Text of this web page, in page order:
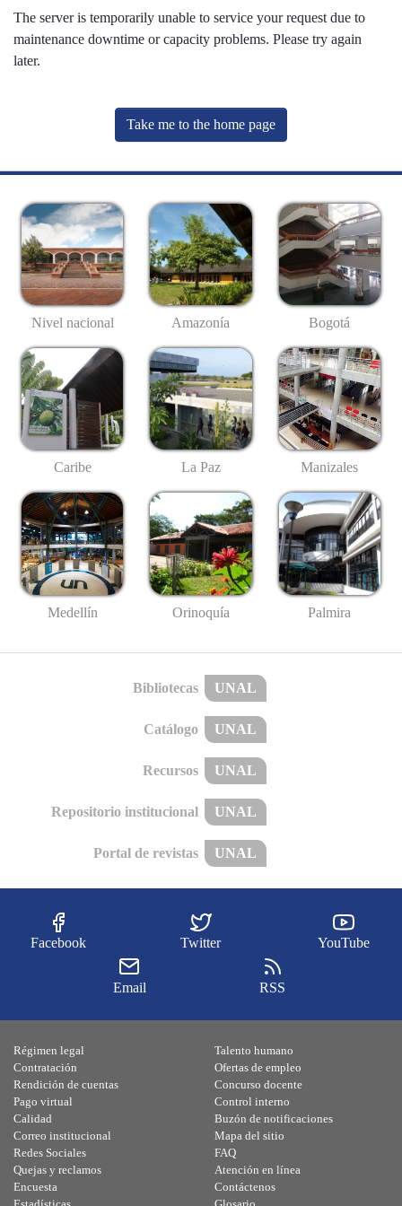
The server is temporarily unable to service your request due to
maintenance downtime or capacity problems. Please try again
later.
Take me to the home page
Nivel nacional Amazonía Bogotá
Caribe La Paz Manizales
Medellín Orinoquía Palmira
Bibliotecas UNAL
Catálogo UNAL
Recursos UNAL
Repositorio institucional UNAL
Portal de revistas UNAL
Facebook Twitter YouTube
Email RSS
Régimen legal
Contratación
Rendición de cuentas
Pago virtual
Calidad
Talento humano
Ofertas de empleo
Concurso docente
Control interno
Buzón de notificaciones
Correo institucional
Redes Sociales
Quejas y reclamos
Encuesta
Mapa del sitio
FAQ
Atención en línea
Contáctenos